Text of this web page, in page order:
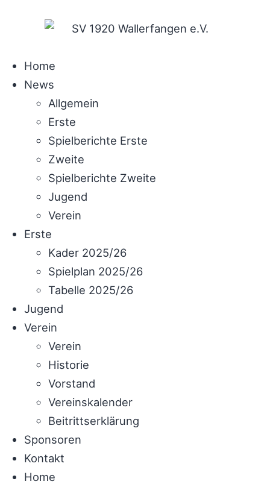
Home
News
Allgemein
Erste
Spielberichte Erste
Zweite
Spielberichte Zweite
Jugend
Verein
Erste
Kader 2025/26
Spielplan 2025/26
Tabelle 2025/26
Jugend
Verein
Verein
Historie
Vorstand
Vereinskalender
Beitrittserklärung
Sponsoren
Kontakt
Home